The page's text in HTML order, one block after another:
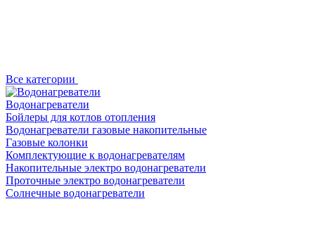
Все категории
Водонагреватели
Бойлеры для котлов отопления
Водонагреватели газовые накопительные
Газовые колонки
Комплектующие к водонагревателям
Накопительные электро водонагреватели
Проточные электро водонагреватели
Солнечные водонагреватели